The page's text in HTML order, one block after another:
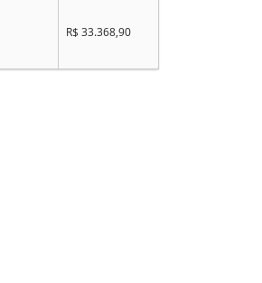
R$ 33.368,90